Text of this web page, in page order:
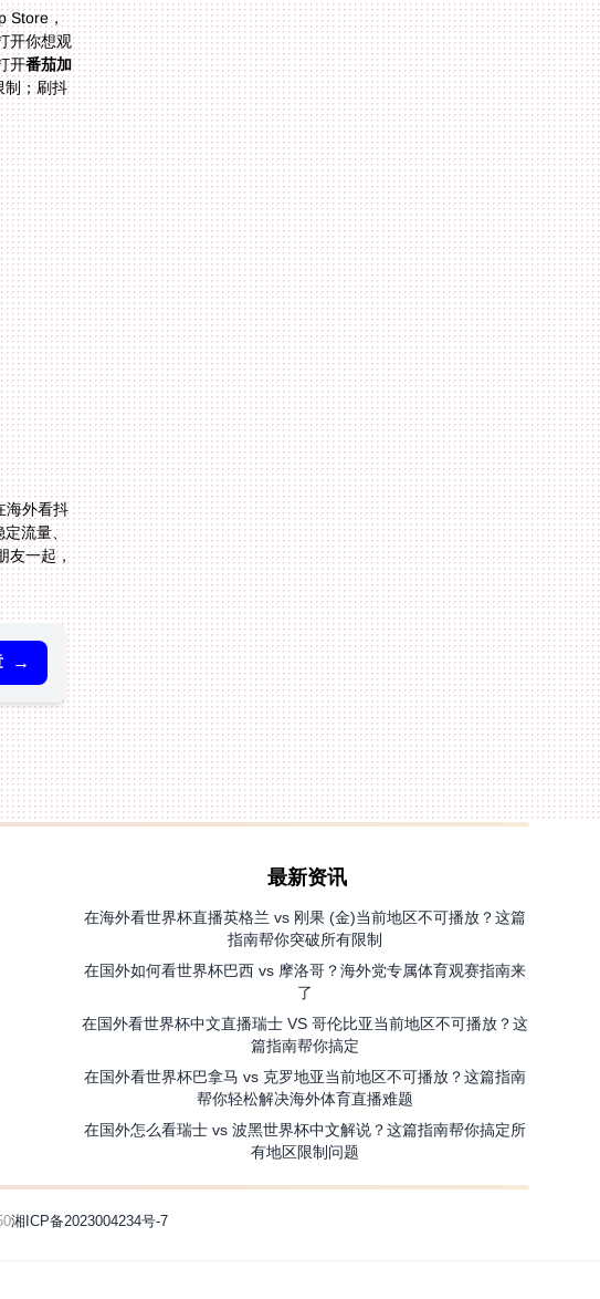
Store，
开你想观
开番茄加
制；刷抖
外看抖
定流量、
友一起，
→
最新资讯
在海外看世界杯直播英格兰 vs 刚果 (金)当前地区不可播放？这篇
指南帮你突破所有限制
在国外如何看世界杯巴西 vs 摩洛哥？海外党专属体育观赛指南来
了
在国外看世界杯中文直播瑞士 VS 哥伦比亚当前地区不可播放？这
篇指南帮你搞定
在国外看世界杯巴拿马 vs 克罗地亚当前地区不可播放？这篇指南
帮你轻松解决海外体育直播难题
在国外怎么看瑞士 vs 波黑世界杯中文解说？这篇指南帮你搞定所
有地区限制问题
湘ICP备2023004234号-7